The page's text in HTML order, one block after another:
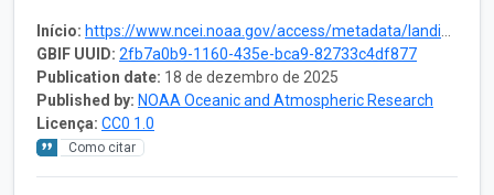
Início: https://www.ncei.noaa.gov/access/metadata/landing-page/bin/iso?id=gov.noaa.nodc:0305034
GBIF UUID: 2fb7a0b9-1160-435e-bca9-82733c4df877
Publication date: 18 de dezembro de 2025
Published by: NOAA Oceanic and Atmospheric Research
Licença: CC0 1.0
Como citar